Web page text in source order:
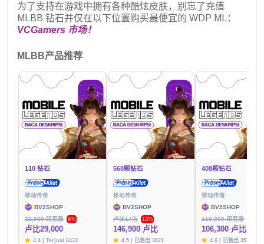
为了支持在游戏中拥有各种酷炫皮肤，别忘了充值
MLBB 钻石并仅在以下位置购买最便宜的 WDP ML：
VCGamers 市场！
MLBB产品推荐
110 钻石
移动传奇
BV2SHOP
32,000 印尼盾
9%
卢比29,000
4.4 | Terjual 6433
568颗钻石
移动传奇
BV2SHOP
卢比17万
13%
146,900 卢比
4.5 | 已售出 3821
408颗钻石
移动传奇
BV2SHOP
110,000 印尼盾
106,300 卢比
4.6 | 已售出 3576